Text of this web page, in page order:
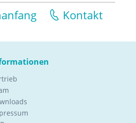
Kontakt